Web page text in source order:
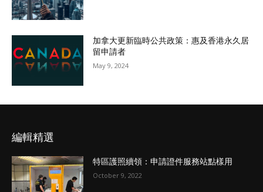
加拿大更新臨時公共政策：惠及香港永久居
留申請者
May 9, 2024
編輯精選
特區護照續領：申請證件服務站點樣用
October 9, 2022